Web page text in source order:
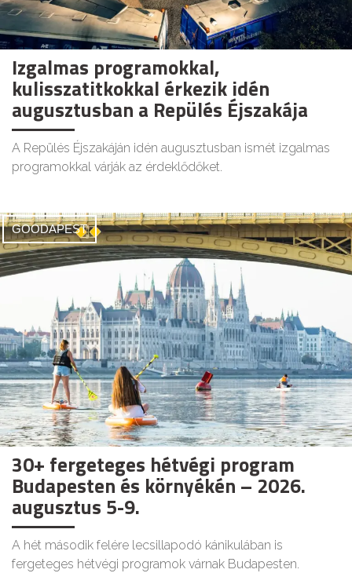
Izgalmas programokkal,
kulisszatitkokkal érkezik idén
augusztusban a Repülés Éjszakája
A Repülés Éjszakáján idén augusztusban ismét izgalmas
programokkal várják az érdeklődőket.
GOODAPEST
30+ fergeteges hétvégi program
Budapesten és környékén – 2026.
augusztus 5-9.
A hét második felére lecsillapodó kánikulában is
fergeteges hétvégi programok várnak Budapesten.